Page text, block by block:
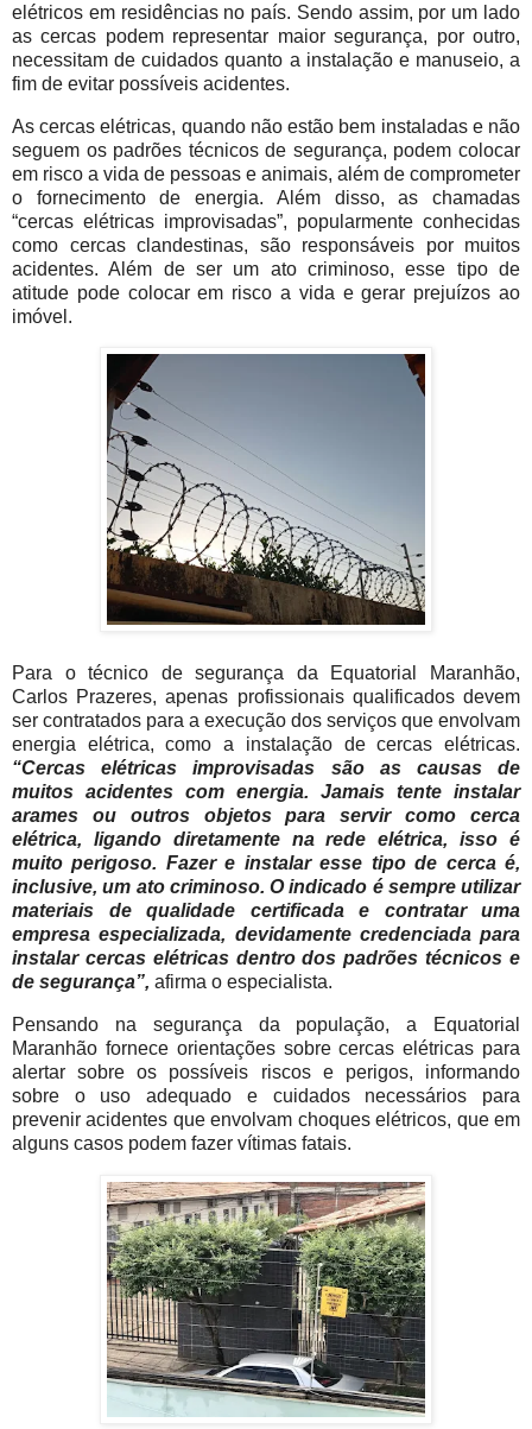
elétricos em residências no país. Sendo assim, por um lado
as cercas podem representar maior segurança, por outro,
necessitam de cuidados quanto a instalação e manuseio, a
fim de evitar possíveis acidentes.
As cercas elétricas, quando não estão bem instaladas e não
seguem os padrões técnicos de segurança, podem colocar
em risco a vida de pessoas e animais, além de comprometer
o fornecimento de energia. Além disso, as chamadas
“cercas elétricas improvisadas”, popularmente conhecidas
como cercas clandestinas, são responsáveis por muitos
acidentes. Além de ser um ato criminoso, esse tipo de
atitude pode colocar em risco a vida e gerar prejuízos ao
imóvel.
Para o técnico de segurança da Equatorial Maranhão,
Carlos Prazeres, apenas profissionais qualificados devem
ser contratados para a execução dos serviços que envolvam
energia elétrica, como a instalação de cercas elétricas.
“Cercas elétricas improvisadas são as causas de
muitos acidentes com energia. Jamais tente instalar
arames ou outros objetos para servir como cerca
elétrica, ligando diretamente na rede elétrica, isso é
muito perigoso. Fazer e instalar esse tipo de cerca é,
inclusive, um ato criminoso. O indicado é sempre utilizar
materiais de qualidade certificada e contratar uma
empresa especializada, devidamente credenciada para
instalar cercas elétricas dentro dos padrões técnicos e
de segurança”, afirma o especialista.
Pensando na segurança da população, a Equatorial
Maranhão fornece orientações sobre cercas elétricas para
alertar sobre os possíveis riscos e perigos, informando
sobre o uso adequado e cuidados necessários para
prevenir acidentes que envolvam choques elétricos, que em
alguns casos podem fazer vítimas fatais.